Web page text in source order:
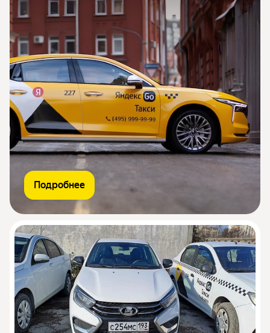
Подробнее